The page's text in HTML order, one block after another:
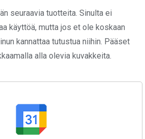
seuraavia tuotteita. Sinulta ei
käyttöä, mutta jos et ole koskaan
kannattaa tutustua niihin. Pääset
alla olevia kuvakkeita.